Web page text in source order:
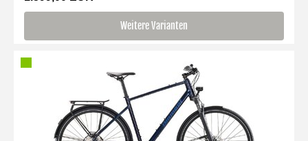
Weitere Varianten